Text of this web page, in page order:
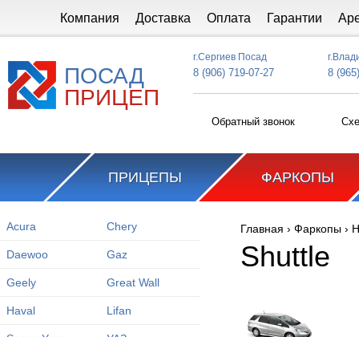
Компания Доставка Оплата Гарантии
ПОСАД
ПРИЦЕП
г.Сергиев Посад
8 (906) 719-07-27 8
Обратный звонок
ПРИЦЕПЫ ФАРКОПЫ
Acura Chery
Daewoo Gaz
Geely Great Wall
Haval Lifan
Вы здесь
Главная › Фаркопы ›
Shuttle